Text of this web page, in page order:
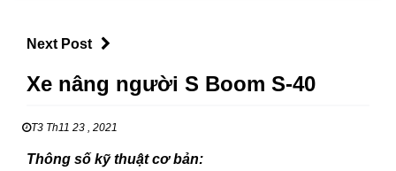
Next Post
Xe nâng người S Boom S-40
T3 Th11 23 , 2021
Thông số kỹ thuật cơ bản: